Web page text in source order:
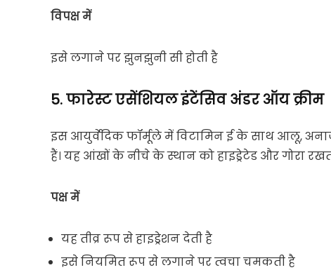
विपक्ष में
इसे लगाने पर झुनझुनी सी होती है
5. फारेस्ट एसेंशियल इंटेंसिव अंडर ऑय क्रीम
इस आयुर्वेदिक फॉर्मूले में विटामिन ई के साथ आलू,
हैं। यह आंखों के नीचे के स्थान को हाइड्रेटेड और गोरा
पक्ष में
यह तीव्र रूप से हाइड्रेशन देती है
इसे नियमित रूप से लगाने पर त्वचा चमकती है